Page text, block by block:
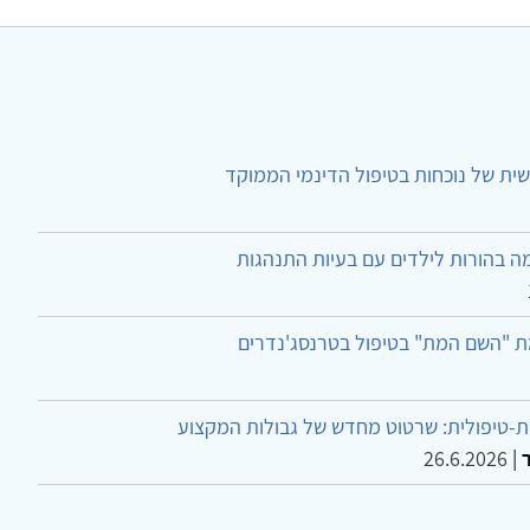
של נוכחות בטיפול הדינמי הממוקד
בהורות לילדים עם בעיות התנהגות
"השם המת" בטיפול בטרנסג'נדרים
טיפולית: שרטוט מחדש של גבולות המקצוע
|
26.6.2026